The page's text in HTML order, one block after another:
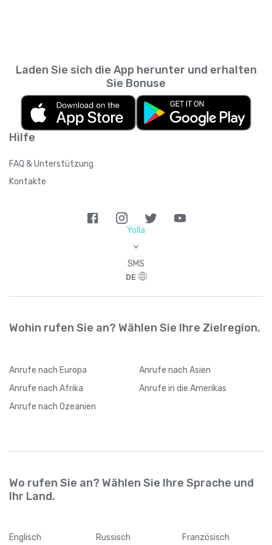
Hilfe
FAQ & Unterstützung
Kontakte
Laden Sie sich die App herunter und erhalten
Sie Bonuse
Yolla
>
SMS
DE
Wohin rufen Sie an? Wählen Sie Ihre Zielregion.
Anrufe nach Europa Anrufe nach Asien
Anrufe nach Afrika Anrufe in die Amerikas
Anrufe nach Ozeanien
Wo rufen Sie an? Wählen Sie Ihre Sprache und
Ihr Land.
Englisch Russisch Französisch